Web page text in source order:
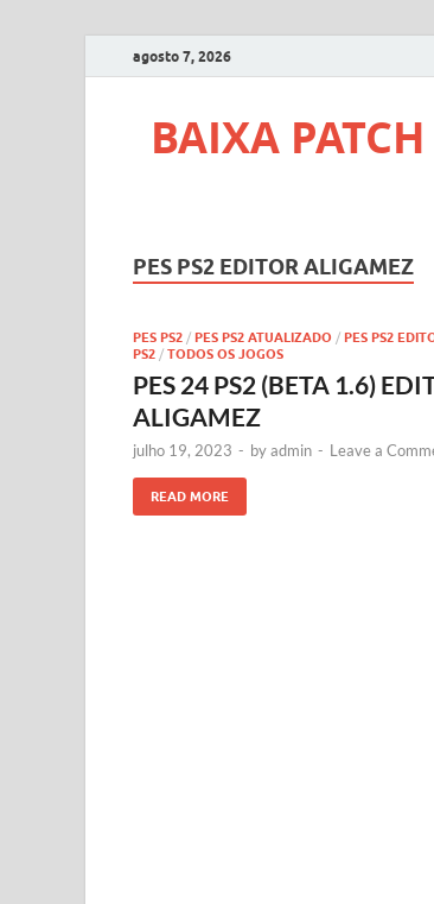
agosto 7, 2026
BAIXA PATCH
PES PS2 EDITOR ALIGAMEZ
PES PS2 / PES PS2 ATUALIZADO / PES PS2
PS2 / TODOS OS JOGOS
PES 24 PS2 (BETA 1.6)
ALIGAMEZ
julho 19, 2023 - byadmin - Leave a
READ MORE